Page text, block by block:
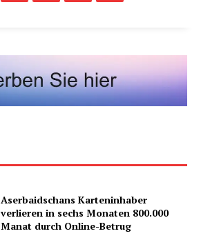
Aserbaidschans Karteninhaber
verlieren in sechs Monaten 800.000
Manat durch Online-Betrug